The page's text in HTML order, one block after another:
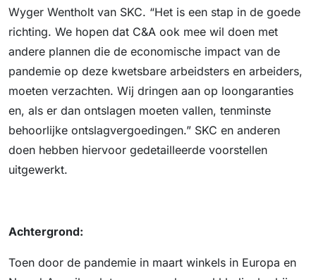
Wyger Wentholt van SKC. “Het is een stap in de goede
richting. We hopen dat C&A ook mee wil doen met
andere plannen die de economische impact van de
pandemie op deze kwetsbare arbeidsters en arbeiders,
moeten verzachten. Wij dringen aan op loongaranties
en, als er dan ontslagen moeten vallen, tenminste
behoorlijke ontslagvergoedingen.” SKC en anderen
doen hebben hiervoor gedetailleerde voorstellen
uitgewerkt.
Achtergrond:
Toen door de pandemie in maart winkels in Europa en